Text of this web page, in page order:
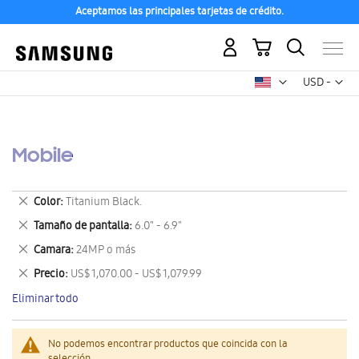
Aceptamos las principales tarjetas de crédito.
USD -
dólar
Mi carrito
Mobile
No podemos encontrar productos que coincida con la
Color Titanium Black.
Eliminar
este
artículo
Tamaño de pantalla 6.0" - 6.9"
Eliminar
este
artículo
Camara 24MP o más
Eliminar
este
artículo
Precio US$ 1,070.00 - US$ 1,079.99
Eliminar
este
artículo
Eliminar todo